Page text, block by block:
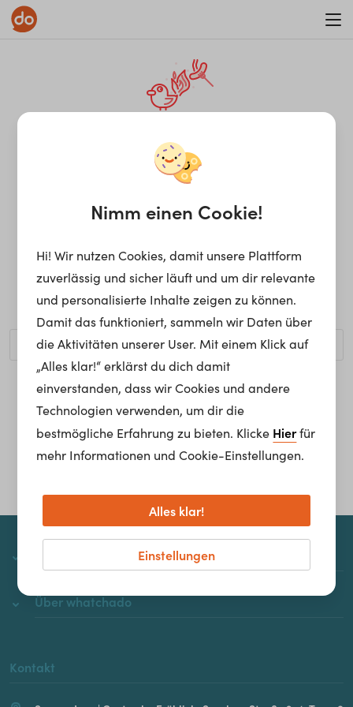
¡Ay, caramba! Seite nicht
gefunden.
Ups, die gewünschte Seite kann nicht gefunden werden.
Möchtest du nach einem bestimmten Begriff suchen?
Homepage
Über whatchado
Kontakt
Nimm einen Cookie!
Hi! Wir nutzen Cookies, damit unsere Plattform
zuverlässig und sicher läuft und um dir relevante
und personalisierte Inhalte zeigen zu können.
Damit das funktioniert, sammeln wir Daten über
die Aktivitäten unserer User. Mit einem Klick auf
„Alles klar!“ erklärst du dich damit
einverstanden, dass wir Cookies und andere
Technologien verwenden, um dir die
bestmögliche Erfahrung zu bieten. Klicke Hierfür
mehr Informationen und Cookie-Einstellungen.
Einstellungen
Alles klar!